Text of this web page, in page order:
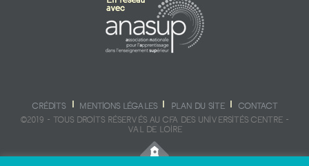
CRÉDITS MENTIONS LÉGALES PLAN DU SITE
CONTACT
©2019 - TOUS DROITS RÉSERVÉS AU CFA DES UNIVERSITÉS CENTRE -
VAL DE LOIRE